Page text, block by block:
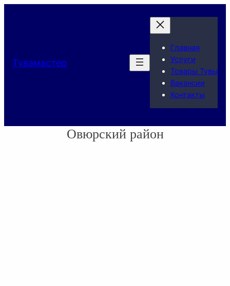
Тувамастер
Главная
Услуги
Товары Тувы
Вакансии
Контакты
Овюрский район